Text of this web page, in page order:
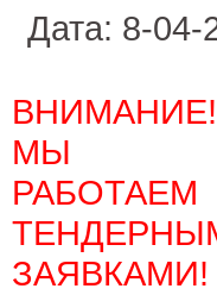
Дата: 8-04-
ВНИМАНИЕ!
МЫ
ЗАЯВКАМИ!